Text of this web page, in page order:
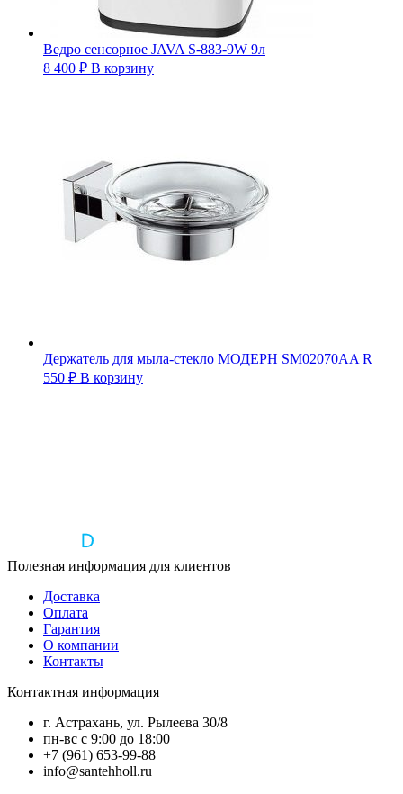
Ведро сенсорное JAVA S-883-9W 9л
8 400 ₽ В корзину
Держатель для мыла-стекло МОДЕРН SM02070AA R
550 ₽ В корзину
Полезная информация для клиентов
Доставка
Оплата
Гарантия
О компании
Контакты
Контактная информация
г. Астрахань, ул. Рылеева 30/8
пн-вс с 9:00 до 18:00
+7 (961) 653-99-88
info@santehholl.ru